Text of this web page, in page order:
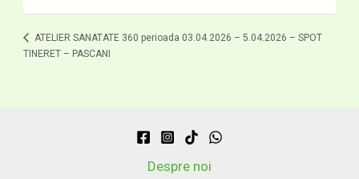
ATELIER SANATATE 360 perioada 03.04.2026 – 5.04.2026 – SPOT
TINERET – PASCANI
Despre noi